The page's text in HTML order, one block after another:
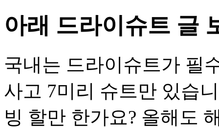
아래 드라이슈트 글
국내는 드라이슈트가 필
사고 7미리 슈트만 있습
빙 할만 한가요? 올해도